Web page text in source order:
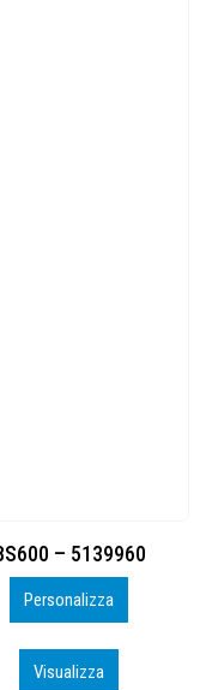
ricamate in HD
Personalizza
Visualizza